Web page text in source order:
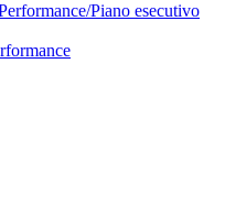
Piano esecutivo